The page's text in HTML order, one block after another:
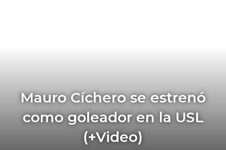
Mauro Cíchero se estrenó
como goleador en la USL
(+Video)